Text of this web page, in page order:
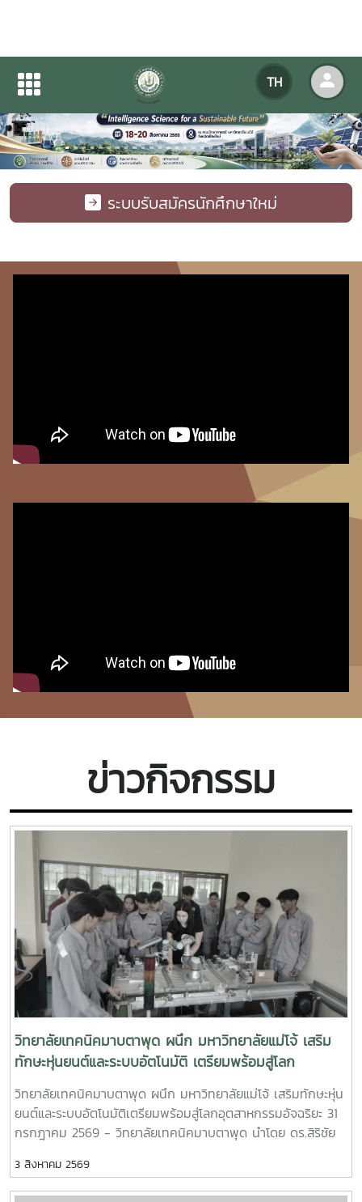
TH
Previous Next
ระบบรับสมัครนักศึกษาใหม่
ข่าวกิจกรรม
วิทยาลัยเทคนิคมาบตาพุด ผนึก มหาวิทยาลัยแม่โจ้ เสริม
ทักษะหุ่นยนต์และระบบอัตโนมัติ เตรียมพร้อมสู่โลก
อุตสาหกรรมอัจฉริยะ
วิทยาลัยเทคนิคมาบตาพุด ผนึก มหาวิทยาลัยแม่โจ้ เสริมทักษะหุ่น
ยนต์และระบบอัตโนมัติเตรียมพร้อมสู่โลกอุตสาหกรรมอัจฉริยะ 31
กรกฎาคม 2569 - วิทยาลัยเทคนิคมาบตาพุด นำโดย ดร.สิริชัย
พิธีเปิด โครงการอบรมเชิงปฏิบัติการควบคุมแขนกลหุ่นยนต์ ณ
อาคาร 24 ปี วิทยาลัยเทคนิคมาบตาพุด โดยมีคณะครู และ
3 สิงหาคม 2569